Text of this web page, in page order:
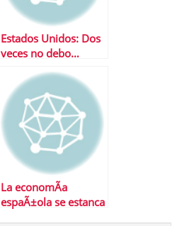
Estados Unidos: Dos
veces no debo…
La economÃ­a
espaÃ±ola se estanca